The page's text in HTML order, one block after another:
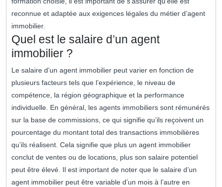
reconnue et adaptée aux exigences légales du métier d’agent
immobilier.
Quel est le salaire d’un agent
immobilier ?
Le salaire d’un agent immobilier peut varier en fonction de
plusieurs facteurs tels que l’expérience, le niveau de
compétence, la région géographique et la performance
individuelle. En général, les agents immobiliers sont rémunérés
sur la base de commissions, ce qui signifie qu’ils reçoivent un
pourcentage du montant total des transactions immobilières
qu’ils réalisent. Cela signifie que plus un agent immobilier
conclut de ventes ou de locations, plus son salaire potentiel
peut être élevé. Il est important de noter que le salaire d’un
agent immobilier peut être variable d’un mois à l’autre en